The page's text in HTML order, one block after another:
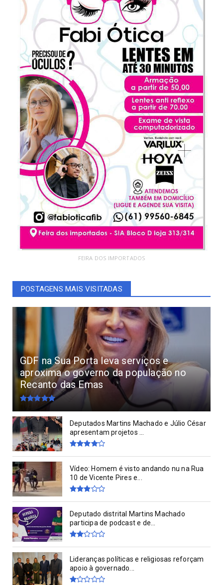
FEIRA DOS IMPORTADOS
POSTAGENS MAIS VISITADAS
GDF na Sua Porta leva serviços e
aproxima o governo da população no
Recanto das Emas
Deputados Martins Machado e Júlio César
apresentam projetos ...
Vídeo: Homem é visto andando nu na Rua
10 de Vicente Pires e...
Deputado distrital Martins Machado
participa de podcast e de...
Lideranças políticas e religiosas reforçam
apoio à governado...